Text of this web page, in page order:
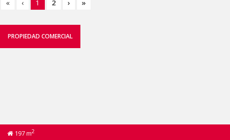
« ‹ 1 2 › »
PROPIEDAD COMERCIAL
197 m2